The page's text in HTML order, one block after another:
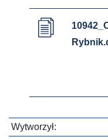
Wytworzył: